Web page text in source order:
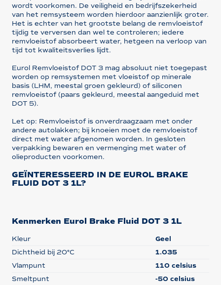
wordt voorkomen. De veiligheid en bedrijfszekerheid
van het remsysteem worden hierdoor aanzienlijk groter.
Het is echter van het grootste belang de remvloeistof
tijdig te verversen dan wel te controleren; iedere
remvloeistof absorbeert water, hetgeen na verloop van
tijd tot kwaliteitsverlies lijdt.
Eurol Remvloeistof DOT 3 mag absoluut niet toegepast
worden op remsystemen met vloeistof op minerale
basis (LHM, meestal groen gekleurd) of siliconen
remvloeistof (paars gekleurd, meestal aangeduid met
DOT 5).
Let op: Remvloeistof is onverdraagzaam met onder
andere autolakken; bij knoeien moet de remvloeistof
direct met water afgenomen worden. In gesloten
verpakking bewaren en vermenging met water of
olieproducten voorkomen.
GEÏNTERESSEERD IN DE EUROL BRAKE
FLUID DOT 3 1L?
Kenmerken Eurol Brake Fluid DOT 3 1L
Kleur
Geel
Dichtheid bij 20°C
1.035
Vlampunt
110 celsius
Smeltpunt
-50 celsius